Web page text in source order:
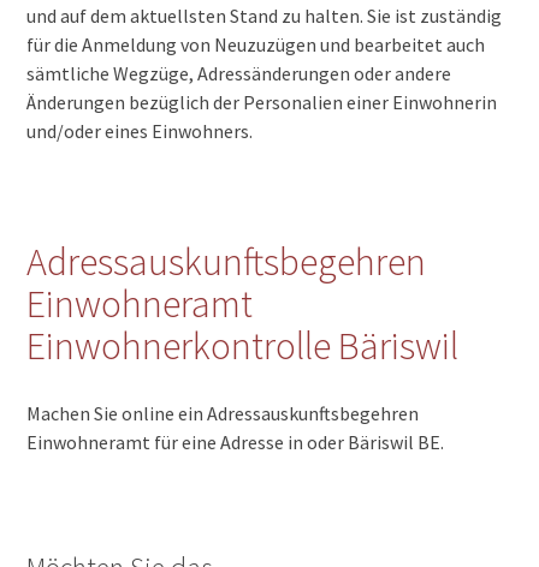
und auf dem aktuellsten Stand zu halten. Sie ist zuständig
für die Anmeldung von Neuzuzügen und bearbeitet auch
sämtliche Wegzüge, Adressänderungen oder andere
Änderungen bezüglich der Personalien einer Einwohnerin
und/oder eines Einwohners.
Adressauskunftsbegehren
Einwohneramt
Einwohnerkontrolle Bäriswil
Machen Sie online ein Adressauskunftsbegehren
Einwohneramt für eine Adresse in oder Bäriswil BE.